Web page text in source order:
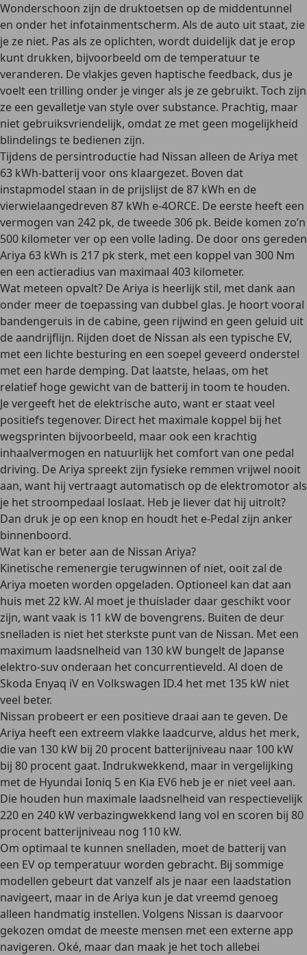
Wonderschoon zijn de druktoetsen op de middentunnel
en onder het infotainmentscherm. Als de auto uit staat, zie
je ze niet. Pas als ze oplichten, wordt duidelijk dat je erop
kunt drukken, bijvoorbeeld om de temperatuur te
veranderen. De vlakjes geven haptische feedback, dus je
voelt een trilling onder je vinger als je ze gebruikt. Toch zijn
ze een gevalletje van style over substance. Prachtig, maar
niet gebruiksvriendelijk, omdat ze met geen mogelijkheid
blindelings te bedienen zijn.
Tijdens de persintroductie had Nissan alleen de Ariya met
63 kWh-batterij voor ons klaargezet. Boven dat
instapmodel staan in de prijslijst de 87 kWh en de
vierwielaangedreven 87 kWh e-4ORCE. De eerste heeft een
vermogen van 242 pk, de tweede 306 pk. Beide komen zo’n
500 kilometer ver op een volle lading. De door ons gereden
Ariya 63 kWh is 217 pk sterk, met een koppel van 300 Nm
en een actieradius van maximaal 403 kilometer.
Wat meteen opvalt? De Ariya is heerlijk stil, met dank aan
onder meer de toepassing van dubbel glas. Je hoort vooral
bandengeruis in de cabine, geen rijwind en geen geluid uit
de aandrijflijn. Rijden doet de Nissan als een typische EV,
met een lichte besturing en een soepel geveerd onderstel
met een harde demping. Dat laatste, helaas, om het
relatief hoge gewicht van de batterij in toom te houden.
Je vergeeft het de elektrische auto, want er staat veel
positiefs tegenover. Direct het maximale koppel bij het
wegsprinten bijvoorbeeld, maar ook een krachtig
inhaalvermogen en natuurlijk het comfort van one pedal
driving. De Ariya spreekt zijn fysieke remmen vrijwel nooit
aan, want hij vertraagt automatisch op de elektromotor als
je het stroompedaal loslaat. Heb je liever dat hij uitrolt?
Dan druk je op een knop en houdt het e-Pedal zijn anker
binnenboord.
Wat kan er beter aan de Nissan Ariya?
Kinetische remenergie terugwinnen of niet, ooit zal de
Ariya moeten worden opgeladen. Optioneel kan dat aan
huis met 22 kW. Al moet je thuislader daar geschikt voor
zijn, want vaak is 11 kW de bovengrens. Buiten de deur
snelladen is niet het sterkste punt van de Nissan. Met een
maximum laadsnelheid van 130 kW bungelt de Japanse
elektro-suv onderaan het concurrentieveld. Al doen de
Skoda Enyaq iV en Volkswagen ID.4 het met 135 kW niet
veel beter.
Nissan probeert er een positieve draai aan te geven. De
Ariya heeft een extreem vlakke laadcurve, aldus het merk,
die van 130 kW bij 20 procent batterijniveau naar 100 kW
bij 80 procent gaat. Indrukwekkend, maar in vergelijking
met de Hyundai Ioniq 5 en Kia EV6 heb je er niet veel aan.
Die houden hun maximale laadsnelheid van respectievelijk
220 en 240 kW verbazingwekkend lang vol en scoren bij 80
procent batterijniveau nog 110 kW.
Om optimaal te kunnen snelladen, moet de batterij van
een EV op temperatuur worden gebracht. Bij sommige
modellen gebeurt dat vanzelf als je naar een laadstation
navigeert, maar in de Ariya kun je dat vreemd genoeg
alleen handmatig instellen. Volgens Nissan is daarvoor
gekozen omdat de meeste mensen met een externe app
navigeren. Oké, maar dan maak je het toch allebei